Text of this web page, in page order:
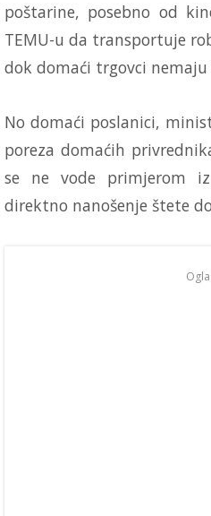
poštarine, posebno od
TEMU-u da transportuje
dok domaći trgovci
No domaći poslanici,
poreza domaćih
se ne vode primjerom
direktno nanošenje štete